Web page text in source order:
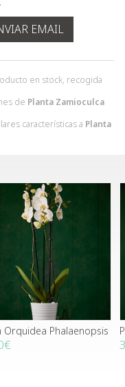
en stock, recogida
de Planta Zamioculca
características a Planta
EMAIL
Planta